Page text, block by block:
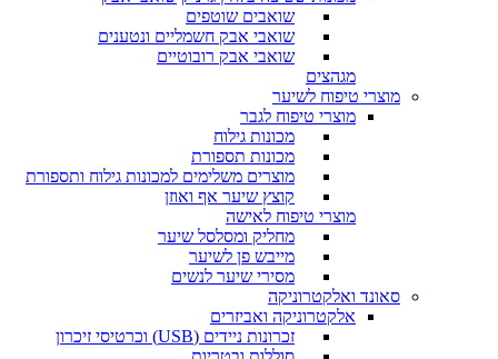
שואבים שוטפים
שואבי אבק חשמליים ונטענים
שואבי אבק רובוטיים
מגהצים
מוצרי טיפוח לשיער
מוצרי טיפוח לגבר
מכונות גילוח
מכונות תספורת
מוצרים משלימים למכונות גילוח ותספורת
קוצץ שיער אף ואוזן
מוצרי טיפוח לאישה
מחליק ומסלסל שיער
מייבש פן לשיער
מסירי שיער לנשים
סאונד ואלקטרוניקה
אלקטרוניקה ואביזרים
זכרונות ניידים (USB) וכרטיסי זיכרון